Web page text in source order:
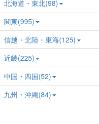
北海道・東北(98)
関東(995)
信越・北陸・東海(125)
近畿(225)
中国・四国(52)
九州・沖縄(84)